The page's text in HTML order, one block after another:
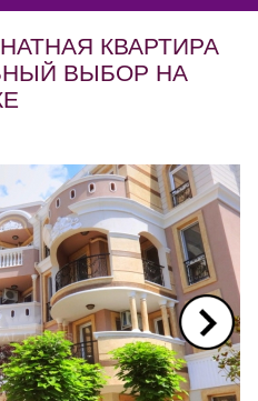
КВАРТИРА
ВЫБОР НА